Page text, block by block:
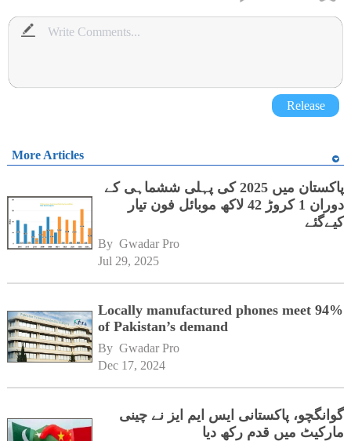
Release
More Articles
پاکستان میں 2025 کی پہلی ششماہی کے
دوران 1 کروڑ 42 لاکھ موبائل فون تیار
کیےگئے
By Gwadar Pro
Jul 29, 2025
Locally manufactured phones meet 94%
of Pakistan’s demand
By Gwadar Pro
Dec 17, 2024
گوانگچو، پاکستانی ایس ایم ایز نے چینی
مارکیٹ میں قدم رکھ دیا